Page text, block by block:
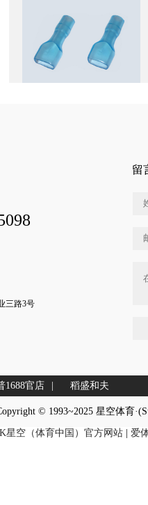
三路3号
留
1688官店 | 稻盛和夫
© 1993~2025 星空体育
星空（体育中国）官方网站 | 爱